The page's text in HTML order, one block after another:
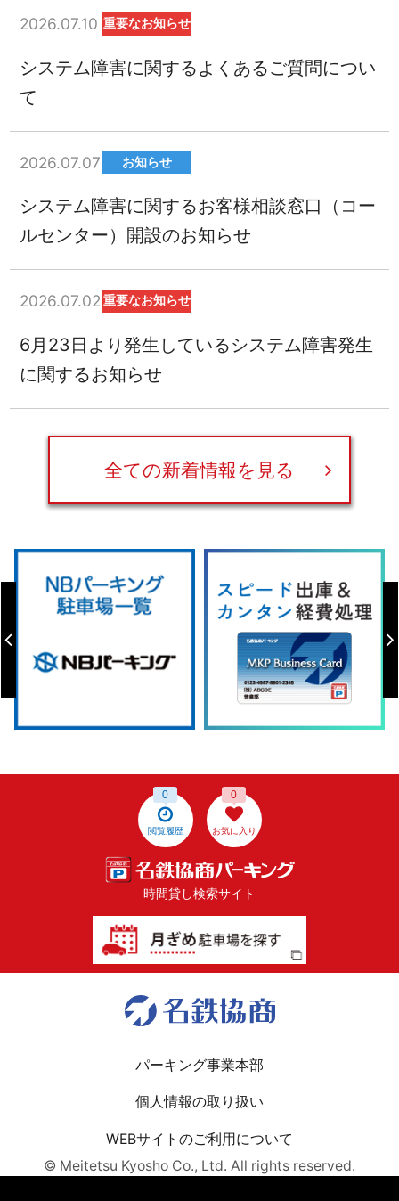
2026.07.10 重要なお知らせ
システム障害に関するよくあるご質問につい
て
2026.07.07 お知らせ
システム障害に関するお客様相談窓口（コー
ルセンター）開設のお知らせ
2026.07.02 重要なお知らせ
6月23日より発生しているシステム障害発生
に関するお知らせ
全ての新着情報を見る
閲覧履歴
0
お気に入り
0
時間貸し検索サイト
パーキング事業本部
個人情報の取り扱い
WEBサイトのご利用について
© Meitetsu Kyosho Co., Ltd. All rights reserved.